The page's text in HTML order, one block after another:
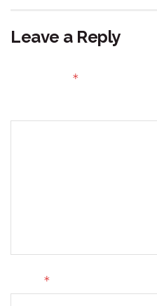
Leave a Reply
*
*